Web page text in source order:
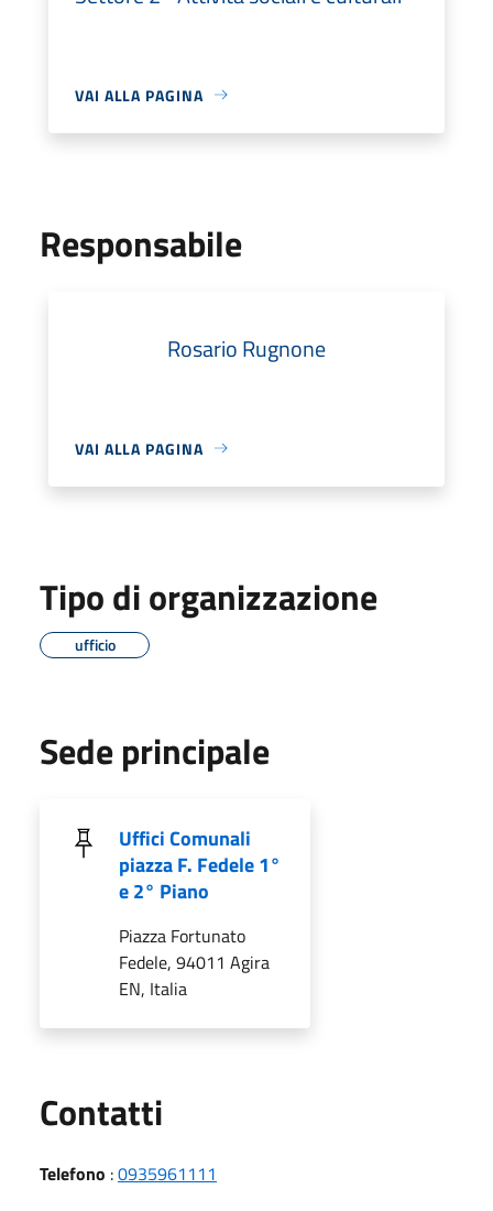
VAI ALLA PAGINA
Responsabile
Rosario Rugnone
VAI ALLA PAGINA
Tipo di organizzazione
ufficio
Sede principale
Uffici Comunali
piazza F. Fedele 1°
e 2° Piano
Piazza Fortunato
Fedele, 94011 Agira
EN, Italia
Contatti
Telefono :0935961111